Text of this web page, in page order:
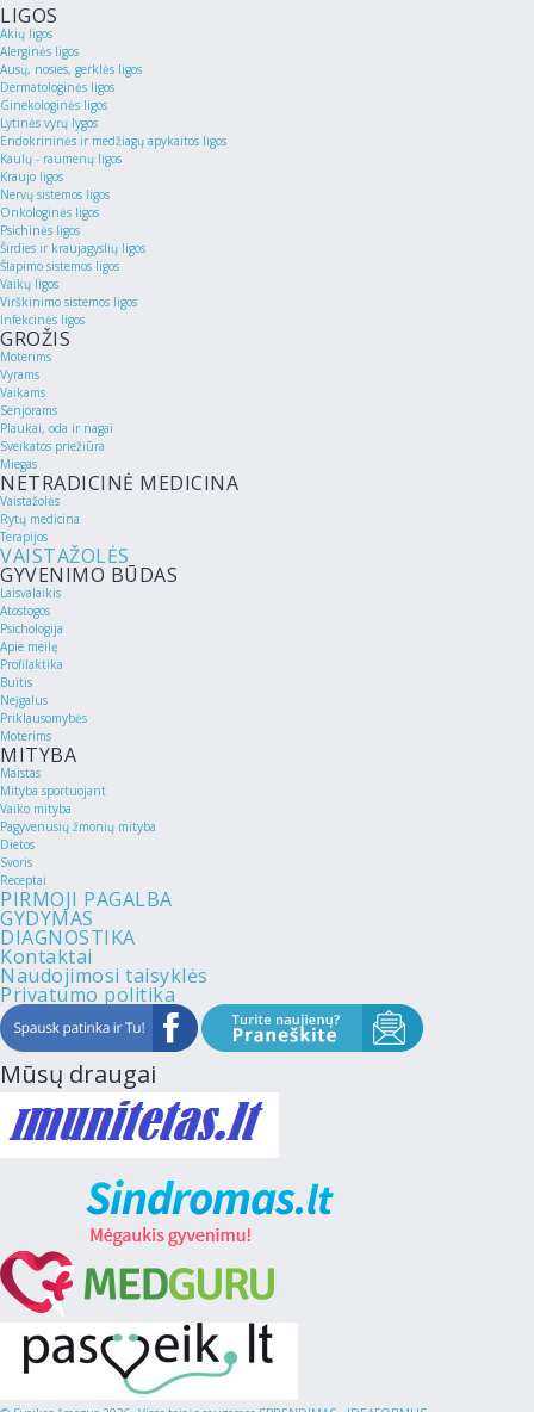
LIGOS
Akių ligos
Alerginės ligos
Ausų, nosies, gerklės ligos
Dermatologinės ligos
Ginekologinės ligos
Lytinės vyrų lygos
Endokrininės ir medžiagų apykaitos ligos
Kaulų - raumenų ligos
Kraujo ligos
Nervų sistemos ligos
Onkologinės ligos
Psichinės ligos
Širdies ir kraujagyslių ligos
Šlapimo sistemos ligos
Vaikų ligos
Virškinimo sistemos ligos
Infekcinės ligos
GROŽIS
Moterims
Vyrams
Vaikams
Senjorams
Plaukai, oda ir nagai
Sveikatos priežiūra
Miegas
NETRADICINĖ MEDICINA
Vaistažolės
Rytų medicina
Terapijos
VAISTAŽOLĖS
GYVENIMO BŪDAS
Laisvalaikis
Atostogos
Psichologija
Apie meilę
Profilaktika
Buitis
Neįgalus
Priklausomybės
Moterims
MITYBA
Maistas
Mityba sportuojant
Vaiko mityba
Pagyvenusių žmonių mityba
Dietos
Svoris
Receptai
PIRMOJI PAGALBA
GYDYMAS
DIAGNOSTIKA
Kontaktai
Naudojimosi taisyklės
Privatumo politika
Mūsų draugai